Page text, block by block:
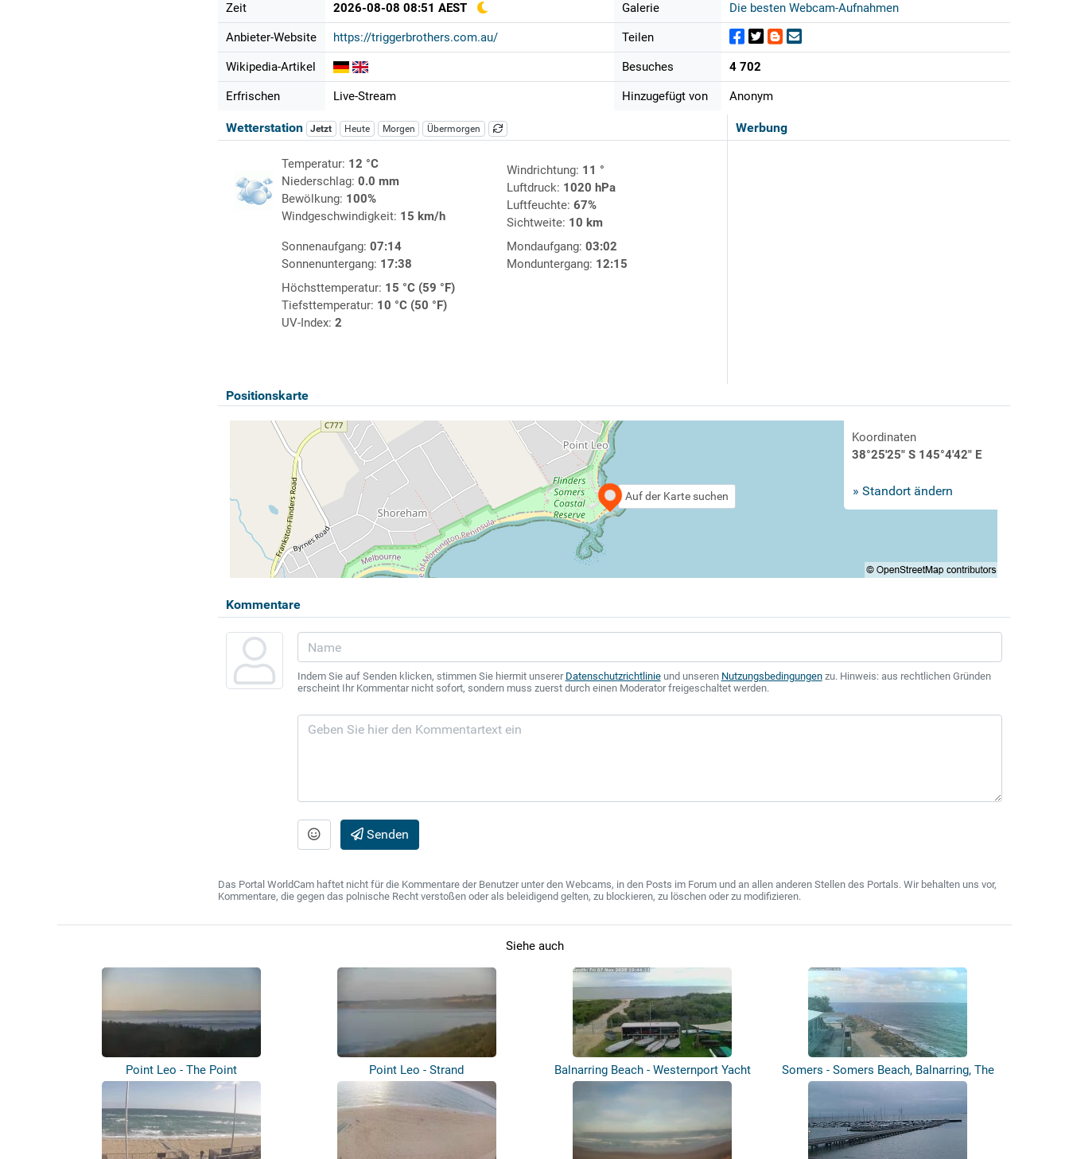
Zeit 2026-08-08 08:51 AEST
Anbieter-Website https://triggerbrothers.com.au/
Wikipedia-Artikel
Erfrischen Live-Stream
Galerie Die besten Webcam-Aufnahmen
Teilen
Besuches 4 702
Hinzugefügt von Anonym
Werbung
Wetterstation Jetzt Heute Morgen Übermorgen
Temperatur: 12 °C
Niederschlag: 0.0 mm
Bewölkung: 100%
Windgeschwindigkeit: 15 km/h
Windrichtung: 11 °
Luftdruck: 1020 hPa
Luftfeuchte: 67%
Sichtweite: 10 km
Sonnenaufgang: 07:14
Sonnenuntergang: 17:38
Mondaufgang: 03:02
Monduntergang: 12:15
Höchsttemperatur: 15 °C (59 °F)
Tiefsttemperatur: 10 °C (50 °F)
UV-Index: 2
Positionskarte
Auf der Karte suchen
Koordinaten
38°25'25" S 145°4'42" E
» Standort ändern
Kommentare
Indem Sie auf Senden klicken, stimmen Sie hiermit unserer Datenschutzrichtlinieund unseren Nutzungsbedingungenzu. Hinweis: aus rechtlichen Gründen
erscheint Ihr Kommentar nicht sofort, sondern muss zuerst durch einen Moderator freigeschaltet werden.
Senden
Das Portal WorldCam haftet nicht für die Kommentare der Benutzer unter den Webcams, in den Posts im Forum und an allen anderen Stellen des Portals. Wir behalten uns vor,
Kommentare, die gegen das polnische Recht verstoßen oder als beleidigend gelten, zu blockieren, zu löschen oder zu modifizieren.
Siehe auch
Point Leo - The Point Point Leo - Strand
Balnarring Beach - Westernport Yacht
Somers - Somers Beach, Balnarring, The